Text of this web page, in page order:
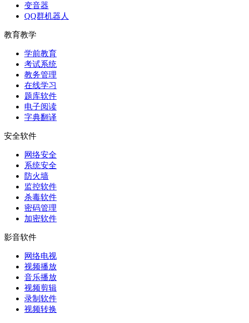
变音器
QQ群机器人
教育教学
学前教育
考试系统
教务管理
在线学习
题库软件
电子阅读
字典翻译
安全软件
网络安全
系统安全
防火墙
监控软件
杀毒软件
密码管理
加密软件
影音软件
网络电视
视频播放
音乐播放
视频剪辑
录制软件
视频转换